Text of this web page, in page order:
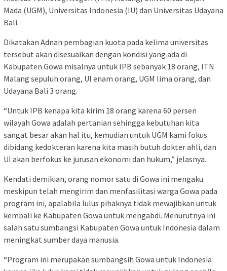
Mada (UGM), Universitas Indonesia (IU) dan Universitas Udayana
Bali.
Dikatakan Adnan pembagian kuota pada kelima universitas
tersebut akan disesuaikan dengan kondisi yang ada di
Kabupaten Gowa misalnya untuk IPB sebanyak 18 orang, ITN
Malang sepuluh orang, UI enam orang, UGM lima orang, dan
Udayana Bali 3 orang.
“Untuk IPB kenapa kita kirim 18 orang karena 60 persen
wilayah Gowa adalah pertanian sehingga kebutuhan kita
sangat besar akan hal itu, kemudian untuk UGM kami fokus
dibidang kedokteran karena kita masih butuh dokter ahli, dan
UI akan berfokus ke jurusan ekonomi dan hukum,” jelasnya.
Kendati demikian, orang nomor satu di Gowa ini mengaku
meskipun telah mengirim dan menfasilitasi warga Gowa pada
program ini, apalabila lulus pihaknya tidak mewajibkan untuk
kembali ke Kabupaten Gowa untuk mengabdi. Menurutnya ini
salah satu sumbangsi Kabupaten Gowa untuk Indonesia dalam
meningkat sumber daya manusia.
“Program ini merupakan sumbangsih Gowa untuk Indonesia